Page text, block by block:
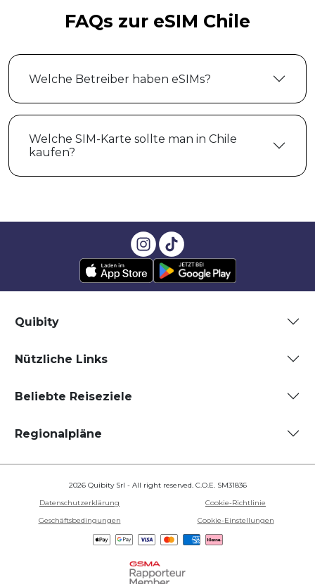
FAQs zur eSIM Chile
Welche Betreiber haben eSIMs?
Welche SIM-Karte sollte man in Chile
kaufen?
Quibity
Nützliche Links
Beliebte Reiseziele
Regionalpläne
2026 Quibity Srl - All right reserved. C.O.E. SM31836
Datenschutzerklärung
Cookie-Richtlinie
Geschäftsbedingungen
Cookie-Einstellungen